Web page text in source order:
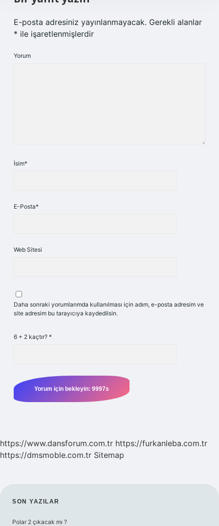
E-posta adresiniz yayınlanmayacak. Gerekli alanlar
* ile işaretlenmişlerdir
Yorum
İsim*
E-Posta*
Web Sitesi
Daha sonraki yorumlarımda kullanılması için adım, e-posta adresim ve
site adresim bu tarayıcıya kaydedilsin.
6 + 2 kaçtır? *
https://www.dansforum.com.tr https://furkanleba.com.tr
https://dmsmoble.com.tr Sitemap
SIDEBAR
SON YAZILAR
Polar 2 çıkacak mı ?